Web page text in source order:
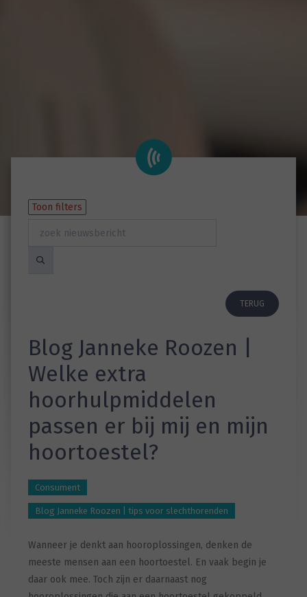
Toon filters
TERUG
Blog Janneke Roozen |
Welke extra
hoorhulpmiddelen
passen er bij mij en mijn
hoortoestel?
Consument
Blog Janneke Roozen | tips voor slechthorenden
Wanneer je denkt aan hooroplossingen, denken de
meeste mensen aan een hoortoestel. En vaak begin je
daar ook mee. Toch zijn er daarnaast nog